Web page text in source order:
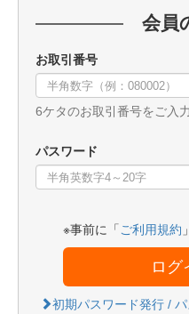
会員
お取引番号
6ケタのお取引番号をご入
パスワード
※事前に「 ご利用規約
ログ
初期パスワード発行 /